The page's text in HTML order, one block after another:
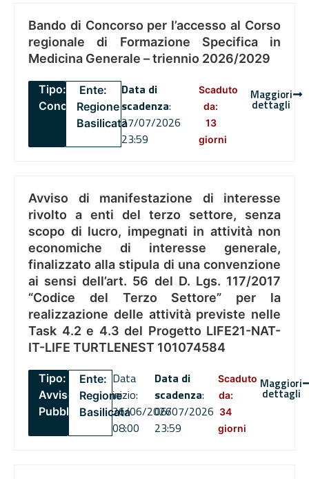
Bando di Concorso per l’accesso al Corso
regionale di Formazione Specifica in
Medicina Generale – triennio 2026/2029
Tipo:
Concorsi
Ente:
Regione
Basilicata
Data di
scadenza:
27/07/2026
23:59
Scaduto
da:
13
giorni
Maggiori
dettagli
Avviso di manifestazione di interesse
rivolto a enti del terzo settore, senza
scopo di lucro, impegnati in attività non
economiche di interesse generale,
finalizzato alla stipula di una convenzione
ai sensi dell’art. 56 del D. Lgs. 117/2017
“Codice del Terzo Settore” per la
realizzazione delle attività previste nelle
Task 4.2 e 4.3 del Progetto LIFE21-NAT-
IT-LIFE TURTLENEST 101074584
Tipo:
Avviso
Pubblico
Ente:
Regione
Basilicata
Data
inizio:
26/06/2026
08:00
Data di
scadenza:
06/07/2026
23:59
Scaduto
da:
34
giorni
Maggiori
dettagli